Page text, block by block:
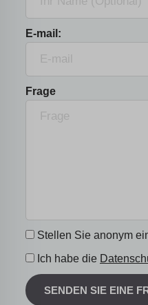
E-mail:
Frage
Stellen Sie anonym
Ich habe die
SENDEN SIE EINE